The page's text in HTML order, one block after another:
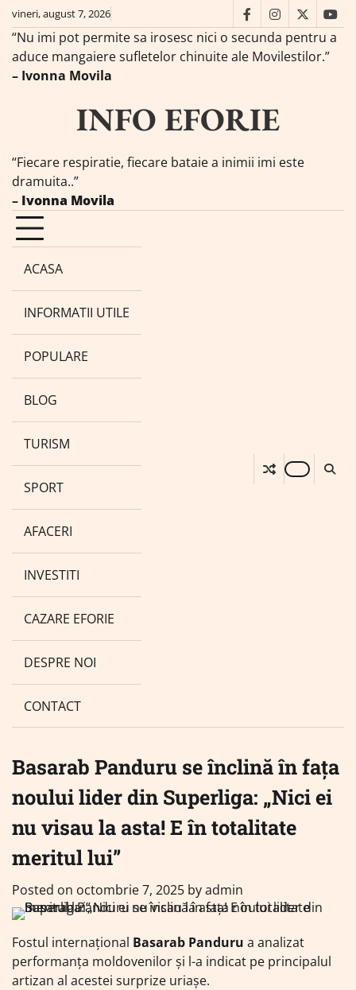
Skip
content
vineri, august 7, 2026 facebookinstagram
twitter
“Nu imi pot permite sa irosesc nici o secunda pentru a
aduce mangaiere sufletelor chinuite ale Movilestilor.”
– Ivonna Movila
INFO EFORIE
“Fiecare respiratie, fiecare bataie a inimii imi este
dramuita..”
– Ivonna Movila
ACASA
INFORMATII UTILE
POPULARE
BLOG
TURISM
SPORT
AFACERI
INVESTITI
CAZARE EFORIE
DESPRE NOI
CONTACT
Basarab Panduru se înclină în fața
noului lider din Superliga: „Nici ei
nu visau la asta! E în totalitate
meritul lui”
Posted on octombrie 7, 2025 byadmin
Fostul internațional Basarab Panduru a analizat
performanța moldovenilor și l-a indicat pe principalul
artizan al acestei surprize uriașe.